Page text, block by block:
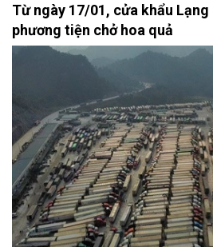
Từ ngày 17/01, cửa khẩu
phương tiện chở hoa quả